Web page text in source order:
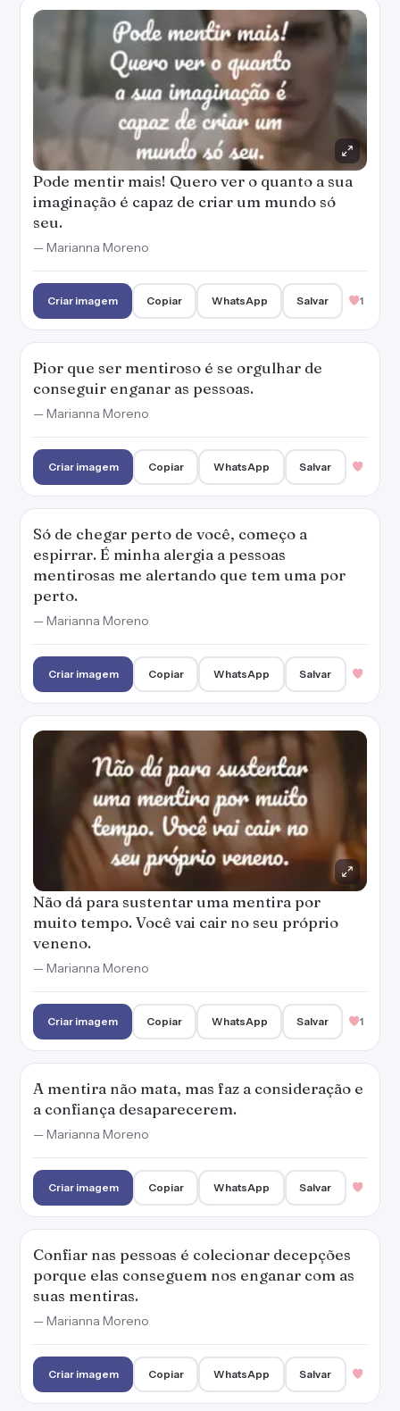
Pode mentir mais! Quero ver o quanto a sua
imaginação é capaz de criar um mundo só
seu.
— Marianna Moreno
Criar imagem Copiar WhatsApp Salvar 1
Pior que ser mentiroso é se orgulhar de
conseguir enganar as pessoas.
— Marianna Moreno
Criar imagem Copiar WhatsApp Salvar
Só de chegar perto de você, começo a
espirrar. É minha alergia a pessoas
mentirosas me alertando que tem uma por
perto.
— Marianna Moreno
Criar imagem Copiar WhatsApp Salvar
Não dá para sustentar uma mentira por
muito tempo. Você vai cair no seu próprio
veneno.
— Marianna Moreno
Criar imagem Copiar WhatsApp Salvar 1
A mentira não mata, mas faz a consideração e
a confiança desaparecerem.
— Marianna Moreno
Criar imagem Copiar WhatsApp Salvar
Confiar nas pessoas é colecionar decepções
porque elas conseguem nos enganar com as
suas mentiras.
— Marianna Moreno
Criar imagem Copiar WhatsApp Salvar